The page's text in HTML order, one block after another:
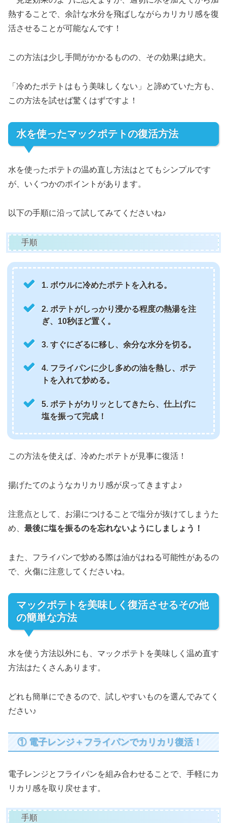
熱することで、余計な水分を飛ばしながらカリカリ感を復
活させることが可能なんです！
この方法は少し手間がかかるものの、その効果は絶大。
「冷めたポテトはもう美味しくない」と諦めていた方も、
この方法を試せば驚くはずですよ！
水を使ったマックポテトの復活方法
水を使ったポテトの温め直し方法はとてもシンプルです
が、いくつかのポイントがあります。
以下の手順に沿って試してみてくださいね♪
手順
1. ボウルに冷めたポテトを入れる。
2. ポテトがしっかり浸かる程度の熱湯を注
ぎ、10秒ほど置く。
3. すぐにざるに移し、余分な水分を切る。
4. フライパンに少し多めの油を熱し、ポテ
トを入れて炒める。
5. ポテトがカリッとしてきたら、仕上げに
塩を振って完成！
この方法を使えば、冷めたポテトが見事に復活！
揚げたてのようなカリカリ感が戻ってきますよ♪
注意点として、お湯につけることで塩分が抜けてしまうた
め、 最後に塩を振るのを忘れないようにしましょう！
また、フライパンで炒める際は油がはねる可能性があるの
で、火傷に注意してくださいね。
マックポテトを美味しく復活させるその他
の簡単な方法
水を使う方法以外にも、マックポテトを美味しく温め直す
方法はたくさんあります。
どれも簡単にできるので、試しやすいものを選んでみてく
ださい♪
① 電子レンジ＋フライパンでカリカリ復活！
電子レンジとフライパンを組み合わせることで、手軽にカ
リカリ感を取り戻せます。
手順